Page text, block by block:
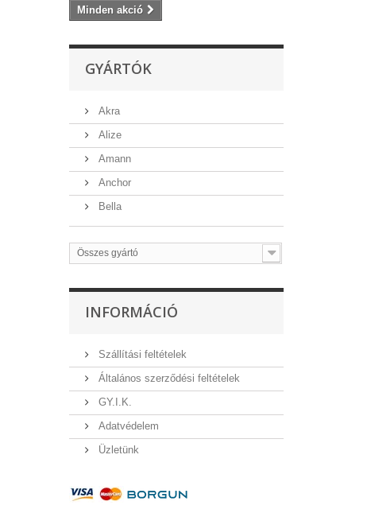
Minden akció
GYÁRTÓK
Akra
Alize
Amann
Anchor
Bella
Összes gyártó
INFORMÁCIÓ
Szállítási feltételek
Általános szerződési feltételek
GY.I.K.
Adatvédelem
Üzletünk